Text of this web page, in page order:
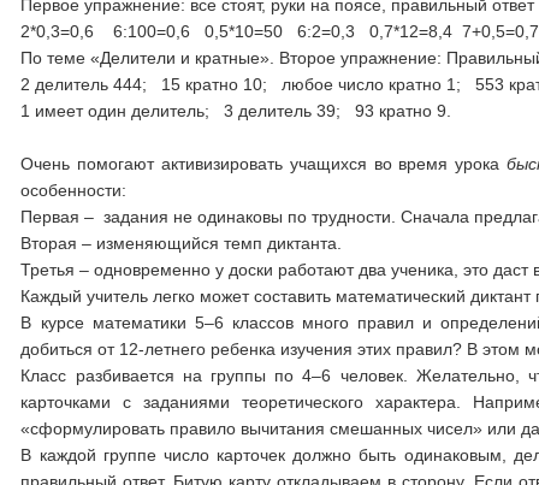
Первое упражнение: все стоят, руки на поясе, правильный
2*0,3=0,6 6:100=0,6 0,5*10=50 6:2=0,3 0,7*12=8,4
По теме «Делители и кратные». Второе упражнение:
2 делитель 444; 15 кратно 10; любое число кратно 1; 553
1 имеет один делитель; 3 делитель 39; 93 кратно 9.
Очень помогают активизировать учащихся во время урока
особенности:
Первая– задания не одинаковы по трудности. Сначала
Вторая– изменяющийся темп диктанта.
Третья– одновременно у доски работают два ученика, это
Каждый учитель легко может составить математический
В курсе математики 5–6 классов много правил и
добиться от 12-летнего ребенка изучения этих правил? В этом
Класс разбивается на группы по 4–6 человек. Желательно,
карточками с заданиями теоретического характера.
«сформулировать правило вычитания смешанных чисел» или
В каждой группе число карточек должно быть одинаковым,